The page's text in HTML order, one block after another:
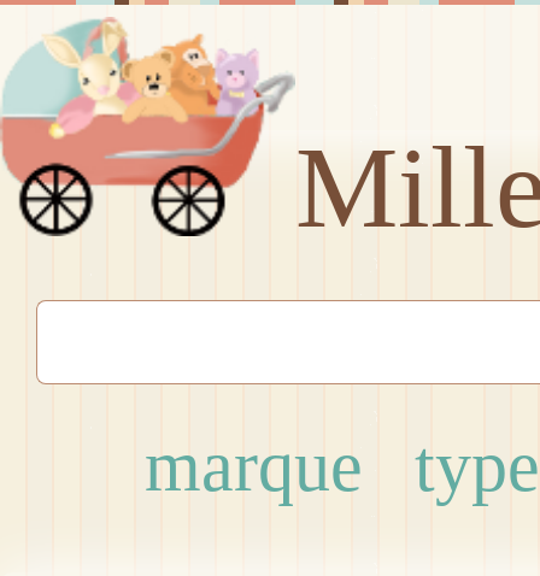
marque type